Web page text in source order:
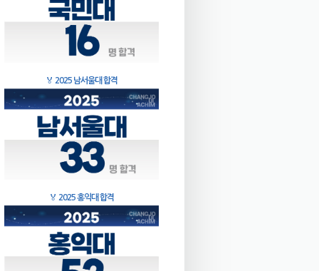
🏅 2025 남서울대 합격
🏅 2025 홍익대 합격